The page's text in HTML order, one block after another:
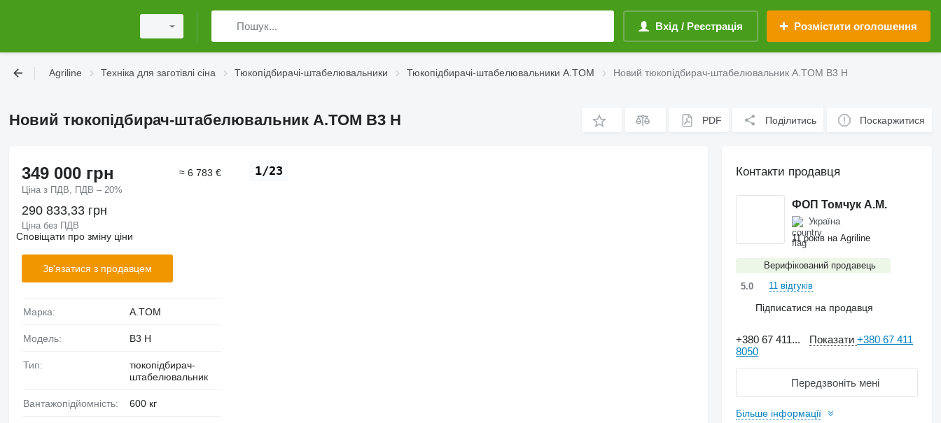
Вхід / Реєстрація Розмістити оголошення
Agriline Техніка для заготівлі сіна Тюкопідбирачі-штабелювальники Тюкопідбирачі-штабелювальники A.TOM Новий тюкопідбирач-штабелювальник A.TOM B3 H
Новий тюкопідбирач-штабелювальник A.TOM B3 H PDF Поділитись Поскаржитися
1/23
349 000 грн
Ціна з ПДВ, ПДВ – 20%
≈ 6 783 €
290 833,33 грн
Ціна без ПДВ
Сповіщати про зміну ціни
Зв'язатися з продавцем
Марка: A.TOM
Модель: B3 H
Тип:
тюкопідбирач-
штабелювальник
Вантажопідйомність: 600 кг
Контакти продавця
ФОП Томчук А.М.
Україна
11 років на Agriline
Верифікований продавець
5.0
11 відгуків
Підписатися на продавця
+380 67 411... Показати+380 67 411
8050
Передзвоніть мені
Більше інформації